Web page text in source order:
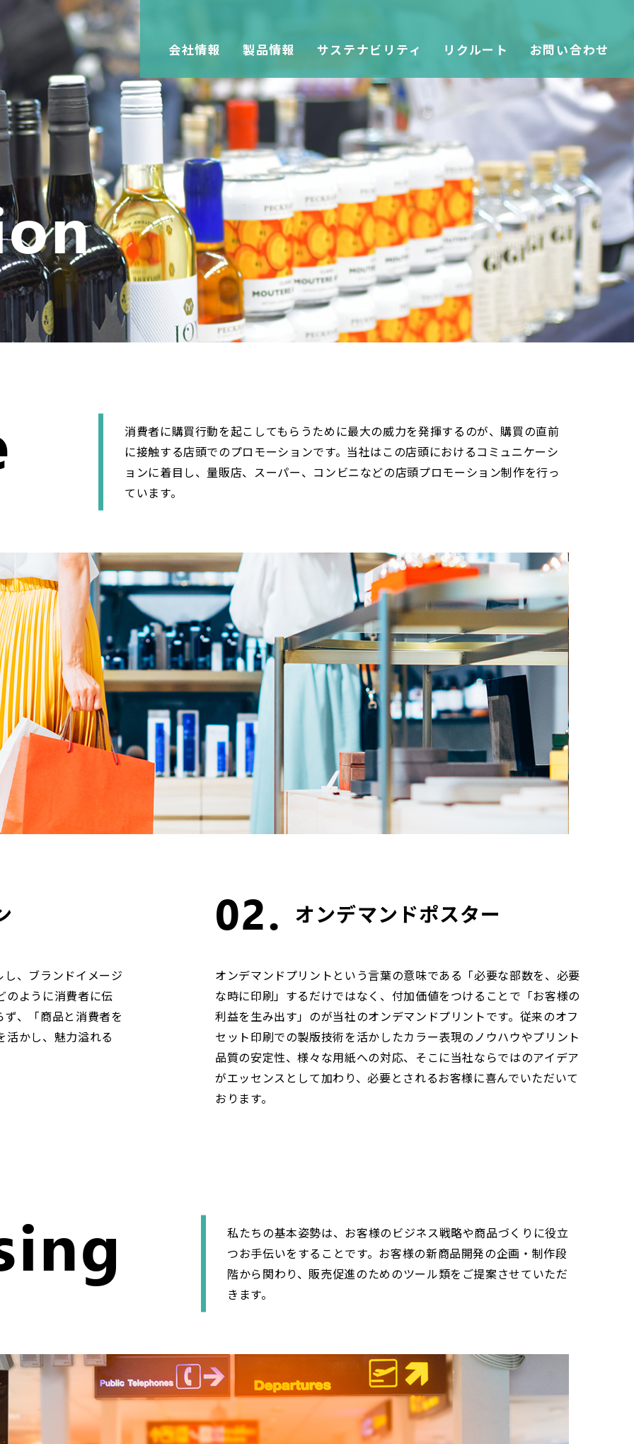
会社情報 製品情報 サステナビリティ リクルート お問い合わせ
消費者に購買行動を起こしてもらうために最大の威力を発揮するのが、購買の直前
に接触する店頭でのプロモーションです。当社はこの店頭におけるコミュニケーシ
ョンに着目し、量販店、スーパー、コンビニなどの店頭プロモーション制作を行っ
ています。
、ブランドイメージ
のように消費者に伝
、「商品と消費者を
活かし、魅力溢れる
02. オンデマンドポスター
オンデマンドプリントという言葉の意味である「必要な部数を、必要
な時に印刷」するだけではなく、付加価値をつけることで「お客様の
利益を生み出す」のが当社のオンデマンドプリントです。従来のオフ
セット印刷での製版技術を活かしたカラー表現のノウハウやプリント
品質の安定性、様々な用紙への対応、そこに当社ならではのアイデア
がエッセンスとして加わり、必要とされるお客様に喜んでいただいて
おります。
私たちの基本姿勢は、お客様のビジネス戦略や商品づくりに役立
つお手伝いをすることです。お客様の新商品開発の企画・制作段
階から関わり、販売促進のためのツール類をご提案させていただ
きます。